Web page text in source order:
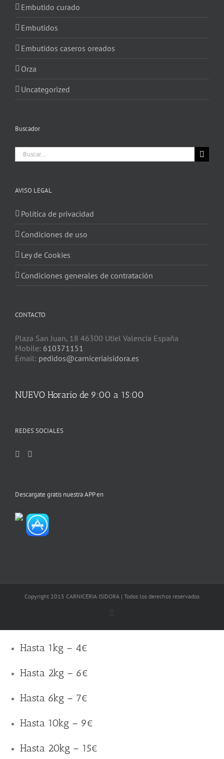
Embutido curado
Embutidos
Embutidos caseros oreados
Orza
Uncategorized
Buscador
Buscar:
AVISO LEGAL
Política de privacidad
Condiciones de uso
Ley de Cookies
Condiciones generales de contratación
CONTACTO
Plaza San Juan, 18 46300 Utiel Valencia España
Mobile: 610371151
Email: pedidos@carniceriaisidora.es
NUEVO Horario de 9:00 a 15:00
REDES SOCIALES
Descargate gratis nuestra APP en
Copyright 2015 CARNICERIA ISIDORA | Todos los derechos reservados
Hasta 1kg – 4€
Hasta 2kg – 6€
Hasta 6kg – 7€
Hasta 10kg – 9€
Hasta 20kg – 15€